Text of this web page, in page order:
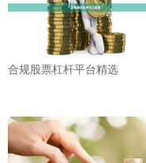
合规股票杠杆平台精选